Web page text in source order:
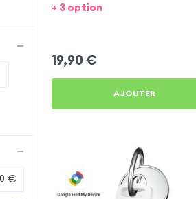
€
+ 3 option
19,90 €
AJOUTER